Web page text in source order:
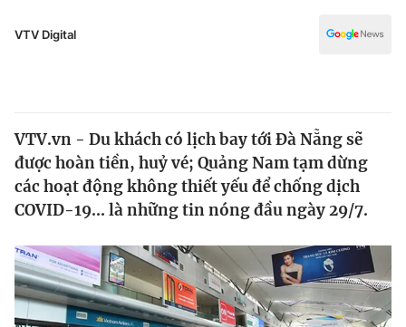
Pháp luật
Thế giới
Tin tức
Thế giới đó đây
Câu chuyện quốc tế
Kinh tế
Thị trường
Góc doanh nghiệp
Dữ liệu và đời sống
Truyền hình
Công nghệ
VTV Digital
VTV.vn - Du khách có lịch bay tới Đà Nẵng sẽ
được hoàn tiền, huỷ vé; Quảng Nam tạm dừng
các hoạt động không thiết yếu để chống dịch
COVID-19... là những tin nóng đầu ngày 29/7.